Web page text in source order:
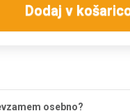
Dodaj v
osebno?